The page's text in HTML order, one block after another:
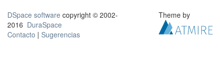
DSpace software copyright © 2002-
2016 DuraSpace
Contacto | Sugerencias
Theme by